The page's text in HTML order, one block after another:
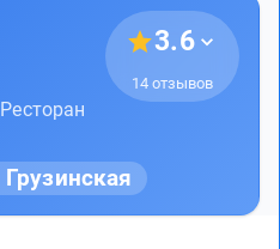
Ресторан
3.6
14 отзывов
Грузинская